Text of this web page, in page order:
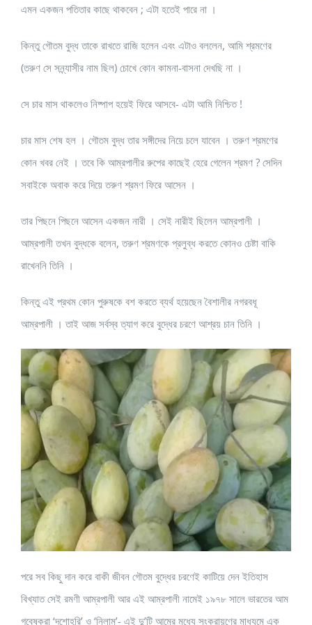
এমন একজন পতিতার কাছে থাকবেন ; এটা হতেই পারে না ।
কিন্তু গৌতম বুদ্ধ তাকে রাখতে রাজি হলেন এবং এটাও বললেন, আমি শ্রমণের
(তরুণ সে সন্ন্যাসীর নাম ছিল) চোখে কোন কামনা-বাসনা দেখছি না ।
সে চার মাস থাকলেও নিষ্পাপ হয়েই ফিরে আসবে- এটা আমি নিশ্চিত !
চার মাস শেষ হল । গৌতম বুদ্ধ তার সঙ্গীদের নিয়ে চলে যাবেন । তরুণ শ্রমণের
কোন খবর নেই । তবে কি আম্রপালীর রুপের কাছেই হেরে গেলেন শ্রমণ ? সেদিন
সবাইকে অবাক করে দিয়ে তরুণ শ্রমণ ফিরে আসেন ।
তার পিছনে পিছনে আসেন একজন নারী । সেই নারীই ছিলেন আম্রপালী ।
আম্রপালী তখন বুদ্ধকে বলেন, তরুণ শ্রমণকে প্রলুব্ধ করতে কোনও চেষ্টা বাকি
রাখেননি তিনি ।
কিন্তু এই প্রথম কোন পুরুষকে বশ করতে ব্যর্থ হয়েছেন বৈশালীর নগরবধূ
আম্রপালী । তাই আজ সর্বস্ব ত্যাগ করে বুদ্ধের চরণে আশ্রয় চান তিনি ।
পরে সব কিছু দান করে বাকী জীবন গৌতম বুদ্ধের চরণেই কাটিয়ে দেন ইতিহাস
বিখ্যাত সেই রমণী আম্রপালী আর এই আম্রপালী নামেই ১৯৭৮ সালে ভারতের আম
গবেষকরা ‘দশোহরি’ ও ‘নিলাম’- এই দু’টি আমের মধ্যে সংকরায়ণের মাধ্যমে এক